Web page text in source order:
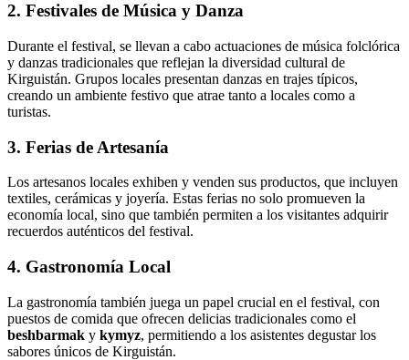
2. Festivales de Música y Danza
Durante el festival, se llevan a cabo actuaciones de música folclórica
y danzas tradicionales que reflejan la diversidad cultural de
Kirguistán. Grupos locales presentan danzas en trajes típicos,
creando un ambiente festivo que atrae tanto a locales como a
turistas.
3. Ferias de Artesanía
Los artesanos locales exhiben y venden sus productos, que incluyen
textiles, cerámicas y joyería. Estas ferias no solo promueven la
economía local, sino que también permiten a los visitantes adquirir
recuerdos auténticos del festival.
4. Gastronomía Local
La gastronomía también juega un papel crucial en el festival, con
puestos de comida que ofrecen delicias tradicionales como el
beshbarmak y kymyz, permitiendo a los asistentes degustar los
sabores únicos de Kirguistán.